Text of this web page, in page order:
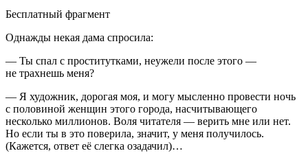
Бесплатный фрагмент
Однажды некая дама спросила:
— Ты спал с проститутками, неужели после этого —
не трахнешь меня?
— Я художник, дорогая моя, и могу мысленно провести ночь
с половиной женщин этого города, насчитывающего
несколько миллионов. Воля читателя — верить мне или нет.
Но если ты в это поверила, значит, у меня получилось.
(Кажется, ответ её слегка озадачил)…